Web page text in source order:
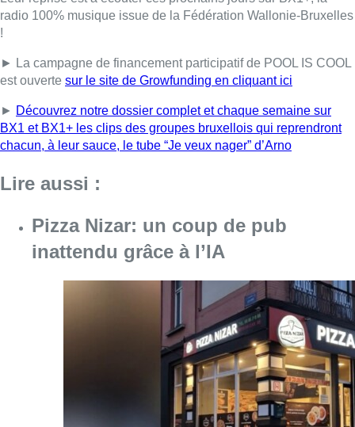
Pizza Nizar: un coup de pub
Consulter l'article "Pizza Nizar: un coup de
Foire du Midi: les visiteurs au
rendez-vous grâce à la météo